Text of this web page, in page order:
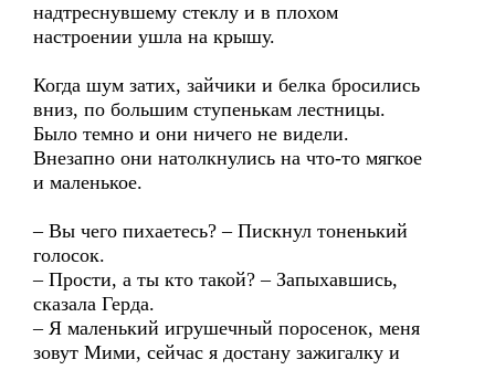
надтреснувшему стеклу и в плохом
настроении ушла на крышу.
Когда шум затих, зайчики и белка бросились
вниз, по большим ступенькам лестницы.
Было темно и они ничего не видели.
Внезапно они натолкнулись на что-то мягкое
и маленькое.
– Вы чего пихаетесь? – Пискнул тоненький
голосок.
– Прости, а ты кто такой? – Запыхавшись,
сказала Герда.
– Я маленький игрушечный поросенок, меня
зовут Мими, сейчас я достану зажигалку и